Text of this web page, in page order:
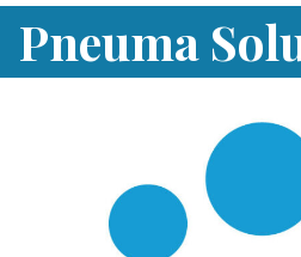
Pneuma